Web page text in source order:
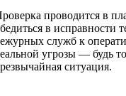
проводится в
в исправности
служб к
угрозы — будь
ситуация.